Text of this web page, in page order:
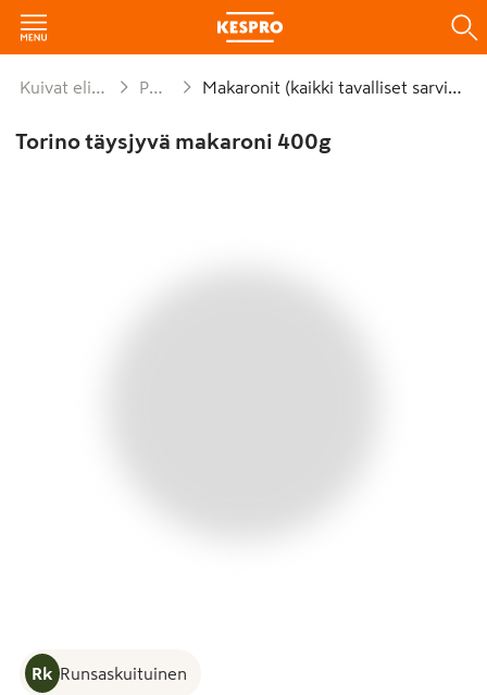
Kuivat elintarvikkeet ja säilykkeet PastavalmisteetMakaronit (kaikki tavalliset sarvimakaronit)
Torino täysjyvä makaroni 400g
Rk Runsaskuituinen